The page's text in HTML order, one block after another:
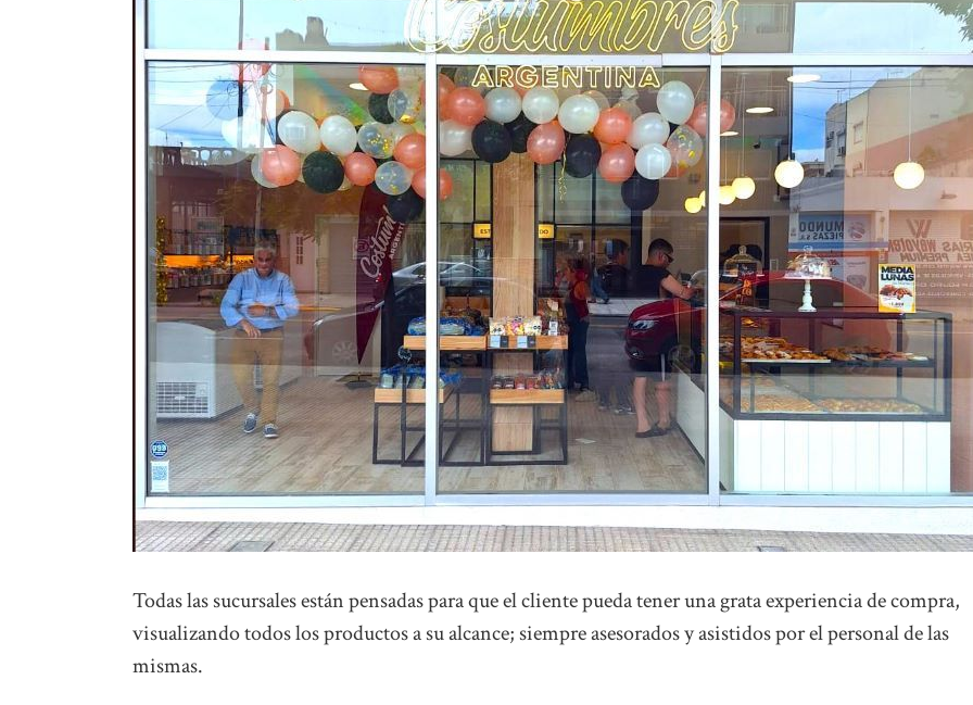
Todas las sucursales están pensadas para que el cliente pueda tener una grata experiencia de compra,
visualizando todos los productos a su alcance; siempre asesorados y asistidos por el personal de las
mismas.